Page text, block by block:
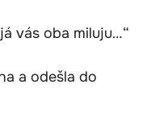
vás oba miluju…“
a odešla do